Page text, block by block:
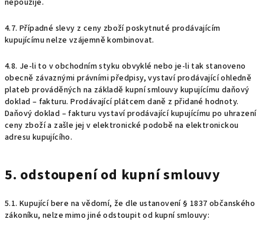
nepoužije.
4.7. Případné slevy z ceny zboží poskytnuté prodávajícím
kupujícímu nelze vzájemně kombinovat.
4.8. Je-li to v obchodním styku obvyklé nebo je-li tak stanoveno
obecně závaznými právními předpisy, vystaví prodávající ohledně
plateb prováděných na základě kupní smlouvy kupujícímu daňový
doklad – fakturu. Prodávající plátcem daně z přidané hodnoty.
Daňový doklad – fakturu vystaví prodávající kupujícímu po uhrazení
ceny zboží a zašle jej v elektronické podobě na elektronickou
adresu kupujícího.
5. odstoupení od kupní smlouvy
5.1. Kupující bere na vědomí, že dle ustanovení § 1837 občanského
zákoníku, nelze mimo jiné odstoupit od kupní smlouvy: